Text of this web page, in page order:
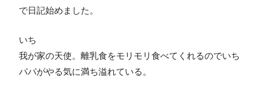
で日記始めました。
いち
我が家の天使。離乳食をモリモリ食べてくれるのでいち
パパがやる気に満ち溢れている。